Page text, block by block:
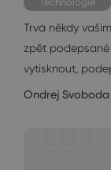
Trvá někdy
zpět
vytisknout,
Ondrej Svoboda